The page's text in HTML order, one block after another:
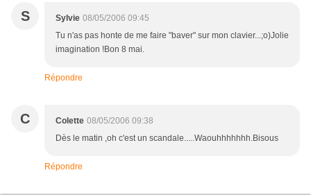
S Sylvie 08/05/2006 09:45
Tu n'as pas honte de me faire "baver" sur mon clavier...;o)Jolie
imagination !Bon 8 mai.
Répondre
C Colette 08/05/2006 09:38
Dès le matin ,oh c'est un scandale.....Waouhhhhhhh.Bisous
Répondre